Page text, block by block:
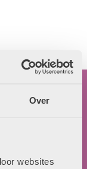
Over
websites